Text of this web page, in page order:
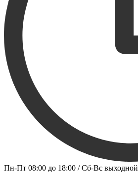
Пн-Пт 08:00 до 18:00 / Сб-Вс выходной